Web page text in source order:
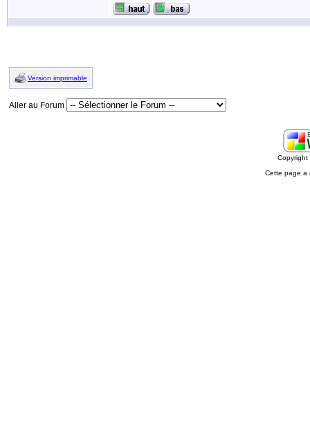
Version imprimable
Aller au Forum
Cette page a